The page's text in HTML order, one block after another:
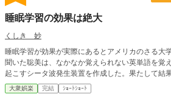
睡眠学習の効果は絶大
くしき 妙
睡眠学習が効果が実際にあるとアメリカのさる大
聞いた聡美は、なかなか覚えられない英単語を覚
起こすシータ波発生装置を作成した。果たして結
大衆娯楽 完結 ｼｮｰﾄｼｮｰﾄ